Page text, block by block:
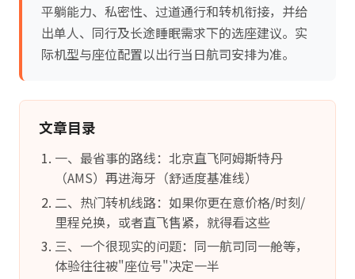
平躺能力、私密性、过道通行和转机衔接，并给
出单人、同行及长途睡眠需求下的选座建议。实
际机型与座位配置以出行当日航司安排为准。
文章目录
一、最省事的路线：北京直飞阿姆斯特丹
（AMS）再进海牙（舒适度基准线）
二、热门转机线路：如果你更在意价格/时刻/
里程兑换，或者直飞售紧，就得看这些
三、一个很现实的问题：同一航司同一舱等，
体验往往被"座位号"决定一半